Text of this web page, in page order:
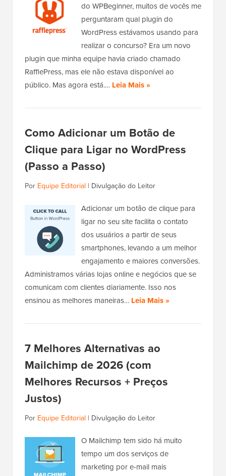
do WPBeginner, muitos de vocês me
perguntaram qual plugin do
WordPress estávamos usando para
realizar o concurso? Era um novo
plugin que minha equipe havia criado chamado
RafflePress, mas ele não estava disponível ao
público. Mas agora está.… Leia Mais »
Como Adicionar um Botão de
Clique para Ligar no WordPress
(Passo a Passo)
Por Equipe Editorial | Divulgação do Leitor
Adicionar um botão de clique para
ligar no seu site facilita o contato
dos usuários a partir de seus
smartphones, levando a um melhor
engajamento e maiores conversões.
Administramos várias lojas online e negócios que se
comunicam com clientes diariamente. Isso nos
ensinou as melhores maneiras… Leia Mais »
7 Melhores Alternativas ao
Mailchimp de 2026 (com
Melhores Recursos + Preços
Justos)
Por Equipe Editorial | Divulgação do Leitor
O Mailchimp tem sido há muito
tempo um dos serviços de
marketing por e-mail mais